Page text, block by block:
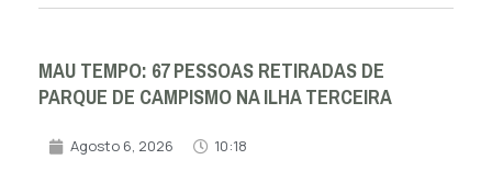
MAU TEMPO: 67 PESSOAS RETIRADAS DE
PARQUE DE CAMPISMO NA ILHA TERCEIRA
Agosto 6, 2026 10:18